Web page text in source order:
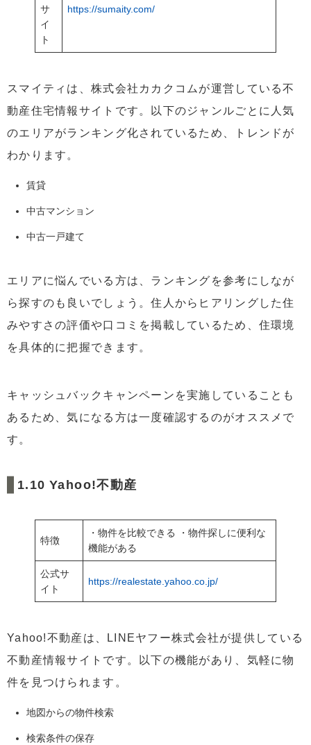
サ
イ
ト
https://sumaity.com/
スマイティは、株式会社カカクコムが運営している不
動産住宅情報サイトです。以下のジャンルごとに人気
のエリアがランキング化されているため、トレンドが
わかります。
賃貸
中古マンション
中古一戸建て
エリアに悩んでいる方は、ランキングを参考にしなが
ら探すのも良いでしょう。住人からヒアリングした住
みやすさの評価や口コミを掲載しているため、住環境
を具体的に把握できます。
キャッシュバックキャンペーンを実施していることも
あるため、気になる方は一度確認するのがオススメで
す。
Yahoo!不動産
特徴
・物件を比較できる ・物件探しに便利な
機能がある
公式サ
イト
https://realestate.yahoo.co.jp/
Yahoo!不動産は、LINEヤフー株式会社が提供している
不動産情報サイトです。以下の機能があり、気軽に物
件を見つけられます。
地図からの物件検索
検索条件の保存